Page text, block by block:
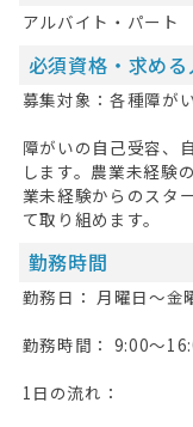
ログイン
キープした求人 0
最近見た求人
お問い合わせ
掲載希望の方へ
アルバイト・パート
必須資格・求め
募集対象：各種障が
障がいの自己受容、
します。農業未経験
業未経験からのスタ
て取り組めます。
勤務時間
勤務日： 月曜日～金
勤務時間： 9:00～
1日の流れ：